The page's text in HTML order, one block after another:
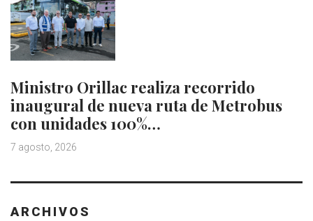
Ministro Orillac realiza recorrido
inaugural de nueva ruta de Metrobus
con unidades 100%…
7 agosto, 2026
ARCHIVOS